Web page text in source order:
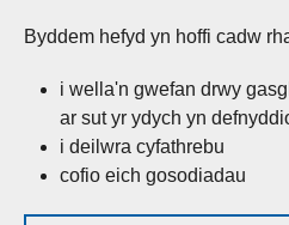
Byddem hefyd yn hoffi cadw
i wella'n gwefan drwy
ar sut yr ydych yn
i deilwra cyfathrebu
cofio eich gosodiadau